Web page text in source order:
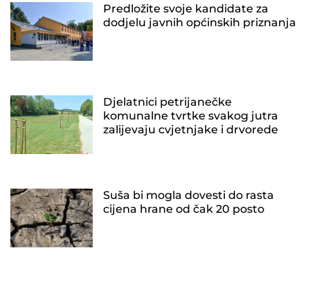
Predložite svoje kandidate za
dodjelu javnih općinskih priznanja
Djelatnici petrijanečke
komunalne tvrtke svakog jutra
zalijevaju cvjetnjake i drvorede
Suša bi mogla dovesti do rasta
cijena hrane od čak 20 posto